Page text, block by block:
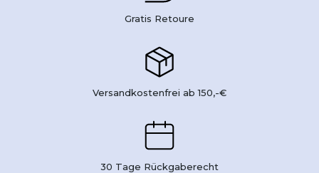
Gratis Retoure
Versandkostenfrei ab 150,-€
30 Tage Rückgaberecht